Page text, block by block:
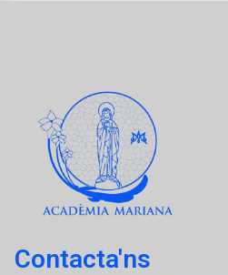
Contacta'ns